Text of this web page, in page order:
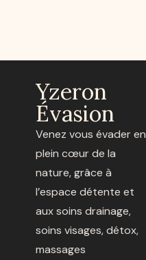
Yzeron
Évasion
Venez vous évader en
plein cœur de la
nature, grâce à
l’espace détente et
aux soins drainage,
soins visages, détox,
massages